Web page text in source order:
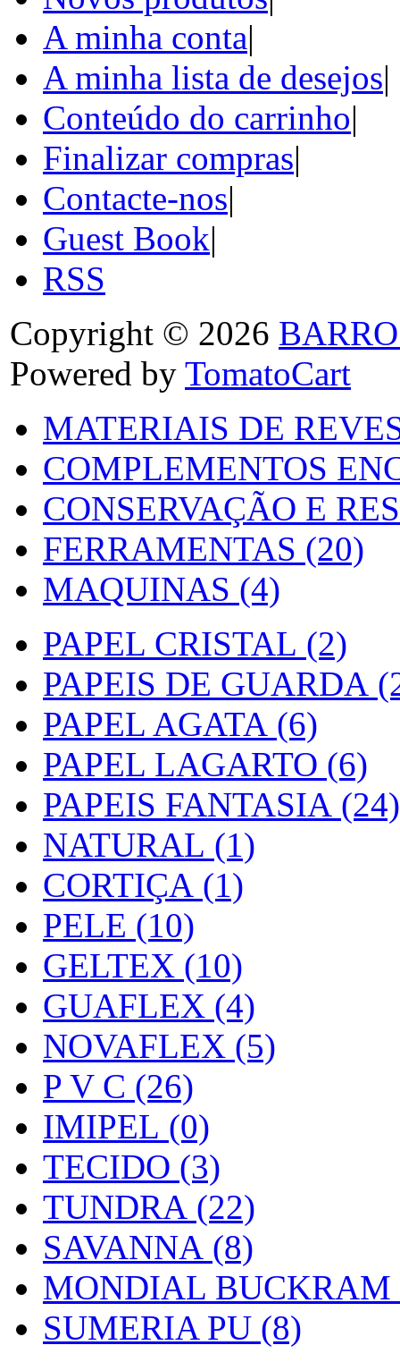
A minha conta|
A minha lista de desejos|
Conteúdo do carrinho|
Finalizar compras|
Contacte-nos|
Guest Book|
RSS
Copyright © 2026
Powered by TomatoCart
MATERIAIS DE
COMPLEMENTOS
CONSERVAÇÃO E
FERRAMENTAS (20)
MAQUINAS (4)
PAPEL CRISTAL (2)
PAPEIS DE GUARDA
PAPEL AGATA (6)
PAPEL LAGARTO (6)
PAPEIS FANTASIA (24)
NATURAL (1)
CORTIÇA (1)
PELE (10)
GELTEX (10)
GUAFLEX (4)
NOVAFLEX (5)
P V C (26)
IMIPEL (0)
TECIDO (3)
TUNDRA (22)
SAVANNA (8)
MONDIAL BUCKRAM
SUMERIA PU (8)